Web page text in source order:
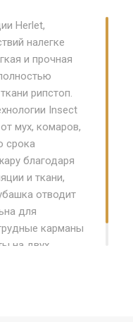
Herlet,
налегке
и прочная
рипстоп.
Insect
мух, комаров,
срока
благодаря
и ткани,
отводит
для
карманы
на двух